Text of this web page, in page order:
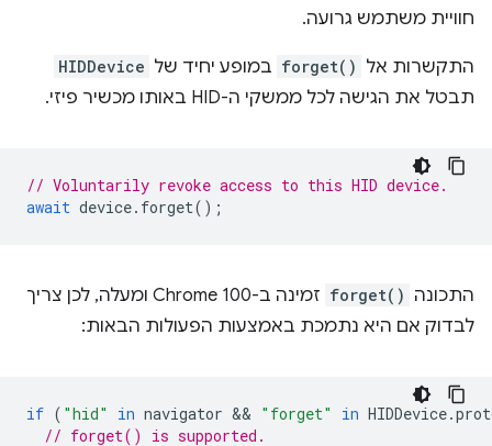
חוויית משתמש גרועה.
התקשרות אל forget() במופע יחיד של HIDDevice
תבטל את הגישה לכל ממשקי ה-HID באותו מכשיר פיזי.
// Voluntarily revoke access to this HID device.
await device. forget();
התכונה forget()
זמינה ב-Chrome 100 ומעלה, לכן צריך
לבדוק אם היא נתמכת באמצעות הפעולות הבאות:
if ( "hid" in navigator && "forget" in HIDDevice.
// forget() is supported.